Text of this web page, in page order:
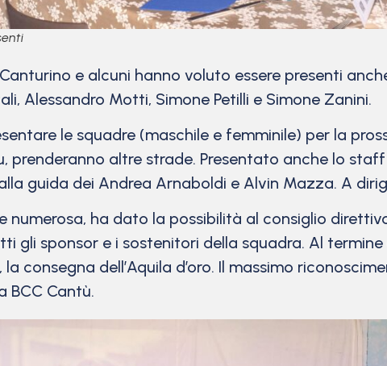
e alcuni hanno voluto essere presenti
Alessandro Motti, Simone Petilli e Simone Zanini.
le squadre (maschile e femminile) per la
prenderanno altre strade. Presentato anche lo
guida dei Andrea Arnaboldi e Alvin Mazza. A
numerosa, ha dato la possibilità al consiglio
gli sponsor e i sostenitori della squadra. Al
consegna dell’Aquila d’oro. Il massimo
BCC Cantù.